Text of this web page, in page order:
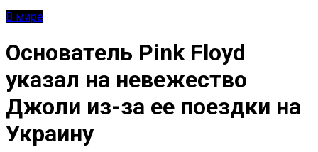
В мире
Основатель Pink Floyd
указал на невежество
Джоли из-за ее поездки на
Украину